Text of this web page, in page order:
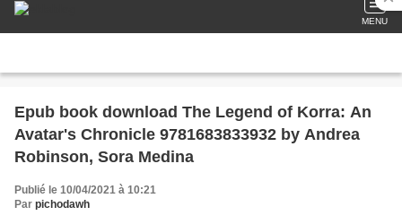
MENU
Epub book download The Legend of Korra: An
Avatar's Chronicle 9781683833932 by Andrea
Robinson, Sora Medina
Publié le 10/04/2021 à 10:21
Par pichodawh